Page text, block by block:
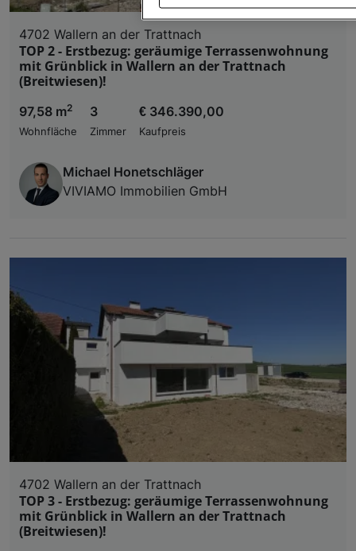
4702 Wallern an der Trattnach
TOP 2 - Erstbezug: geräumige Terrassenwohnung
mit Grünblick in Wallern an der Trattnach
(Breitwiesen)!
97,58 m2
Wohnfläche
3
Zimmer
€ 346.390,00
Kaufpreis
Michael Honetschläger
VIVIAMO Immobilien GmbH
4702 Wallern an der Trattnach
TOP 3 - Erstbezug: geräumige Terrassenwohnung
mit Grünblick in Wallern an der Trattnach
(Breitwiesen)!
Wir und unsere Partner verarbeiten
Verwendung genauer Standortdaten.
Liste der Partner (Lieferanten)